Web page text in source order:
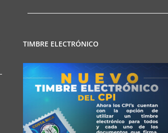
TIMBRE ELECTRÓNICO